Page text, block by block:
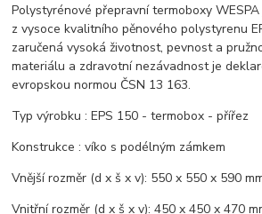
Polystyrénové přepravní termoboxy
z vysoce kvalitního pěnového polystyrenu
zaručená vysoká životnost, pevnost a
materiálu a zdravotní nezávadnost je
evropskou normou ČSN 13 163.
Typ výrobku : EPS 150 - termobox - přířez
Konstrukce : víko s podélným zámkem
Vnější rozměr (d x š x v): 550 x 550 x 590
Vnitřní rozměr (d x š x v): 450 x 450 x 470